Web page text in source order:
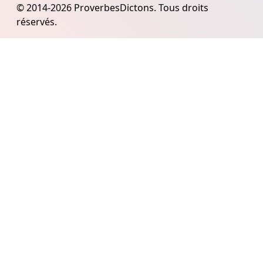
© 2014-2026 ProverbesDictons. Tous droits
réservés.